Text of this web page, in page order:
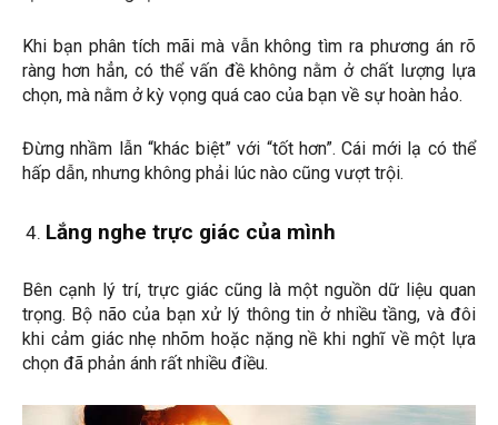
Khi bạn phân tích mãi mà vẫn không tìm ra phương án rõ
ràng hơn hẳn, có thể vấn đề không nằm ở chất lượng lựa
chọn, mà nằm ở kỳ vọng quá cao của bạn về sự hoàn hảo.
Đừng nhầm lẫn “khác biệt” với “tốt hơn”. Cái mới lạ có thể
hấp dẫn, nhưng không phải lúc nào cũng vượt trội.
Lắng nghe trực giác của mình
Bên cạnh lý trí, trực giác cũng là một nguồn dữ liệu quan
trọng. Bộ não của bạn xử lý thông tin ở nhiều tầng, và đôi
khi cảm giác nhẹ nhõm hoặc nặng nề khi nghĩ về một lựa
chọn đã phản ánh rất nhiều điều.